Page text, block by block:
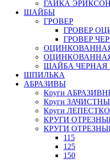
ГАЙКА
ШАЙБЫ
ГРОВЕР
ГРОВЕР
ГРОВЕР
ОЦИНКОВАННАЯ
ШАЙБА ЧЕРНАЯ
ШПИЛЬКА
АБРАЗИВЫ
Круги
Круги
Круги
КРУГИ
КРУГИ
115
125
150